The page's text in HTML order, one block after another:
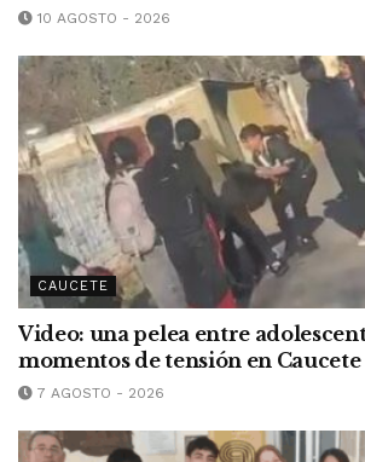
10 AGOSTO - 2026
CAUCETE
Video: una pelea entre
momentos de tensión en Caucete
7 AGOSTO - 2026